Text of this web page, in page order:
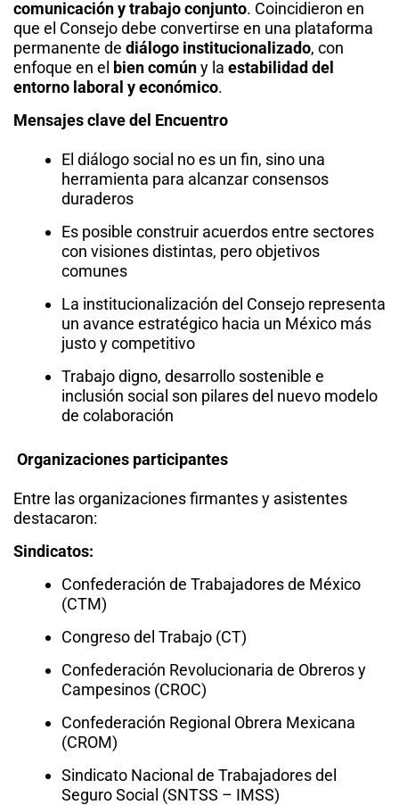
comunicación y trabajo conjunto. Coincidieron en
que el Consejo debe convertirse en una plataforma
permanente de diálogo institucionalizado, con
enfoque en el bien comúny la estabilidad del
entorno laboral y económico.
Mensajes clave del Encuentro
El diálogo social no es un fin, sino una
herramienta para alcanzar consensos
duraderos
Es posible construir acuerdos entre sectores
con visiones distintas, pero objetivos
comunes
La institucionalización del Consejo representa
un avance estratégico hacia un México más
justo y competitivo
Trabajo digno, desarrollo sostenible e
inclusión social son pilares del nuevo modelo
de colaboración
Organizaciones participantes
Entre las organizaciones firmantes y asistentes
destacaron:
Sindicatos:
Confederación de Trabajadores de México
(CTM)
Congreso del Trabajo (CT)
Confederación Revolucionaria de Obreros y
Campesinos (CROC)
Confederación Regional Obrera Mexicana
(CROM)
Sindicato Nacional de Trabajadores del
Seguro Social (SNTSS – IMSS)